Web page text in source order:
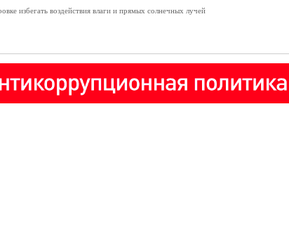
избегать воздействия влаги и прямых солнечных лучей